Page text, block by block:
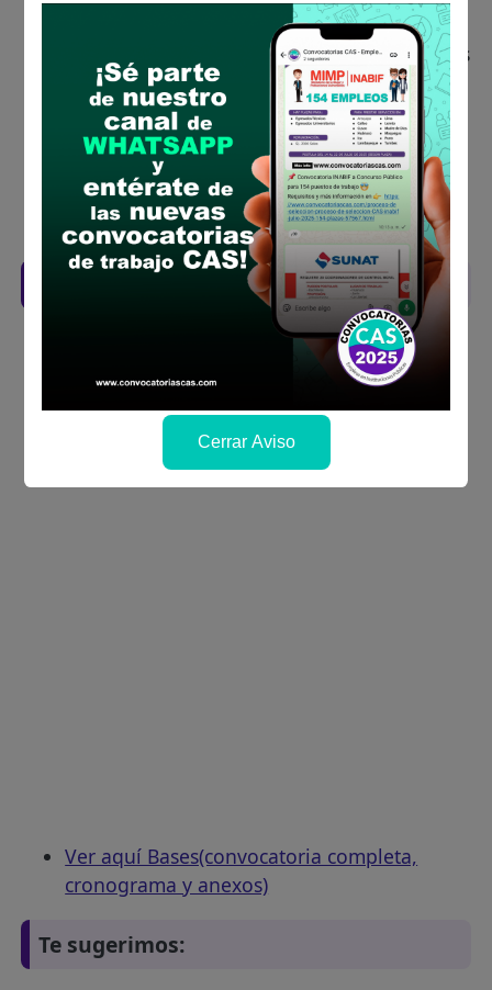
Antes de postular, verifica si cumples con los
requisitos para el puesto
Prepara tu documentación y presentalo en
la fechas y por los medios que indica las
Revisar el cronograma para conocer cuando
se publicará los resultados
Descarga aquí las Bases
Ver aquí Bases(convocatoria completa,
cronograma y anexos)
Te sugerimos:
Cerrar Aviso